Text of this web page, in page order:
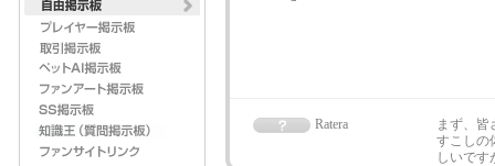
Ratera
まず、皆
すこしの
しいで